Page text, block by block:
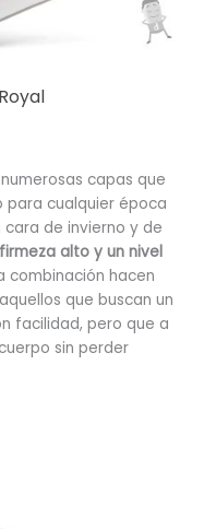
capas que
cualquier época
de invierno y de
alto y un nivel
combinación hacen
que buscan un
facilidad, pero que a
sin perder